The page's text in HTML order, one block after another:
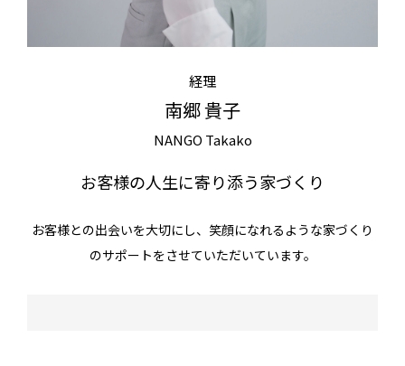
経理
南郷 貴子
NANGO Takako
お客様の人生に寄り添う家づくり
お客様との出会いを大切にし、笑顔になれるような家づくり
のサポートをさせていただいています。